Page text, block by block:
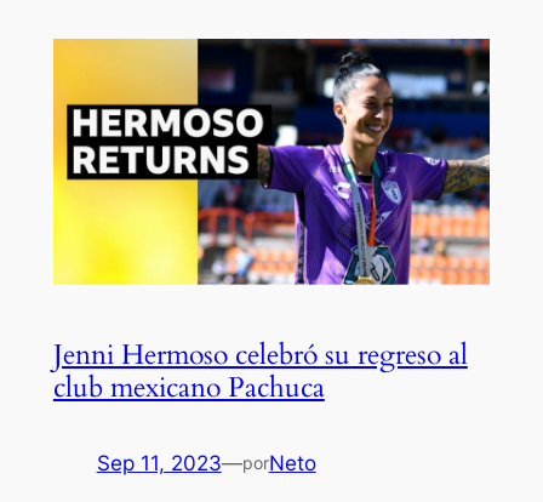
Jenni Hermoso celebró su regreso al
club mexicano Pachuca
Sep 11, 2023—porNeto